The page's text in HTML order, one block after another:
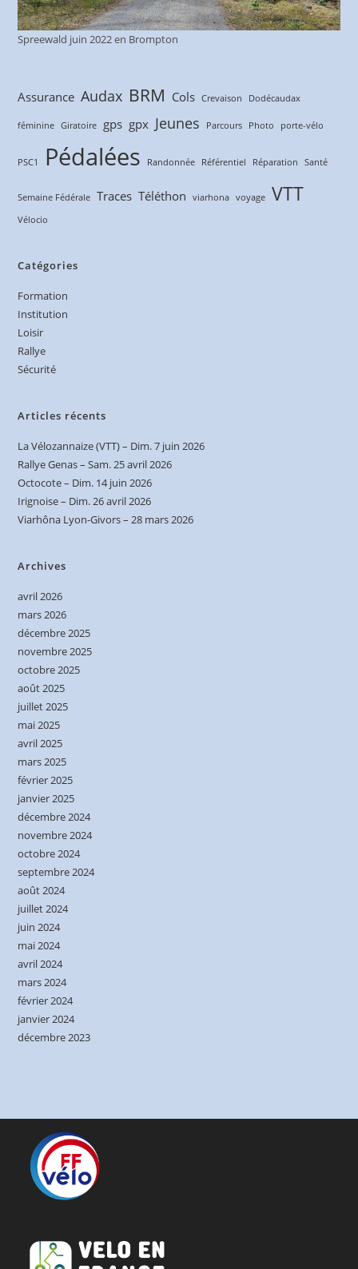
Spreewald juin 2022 en Brompton
Assurance Audax BRM Cols Crevaison Dodécaudax
féminine Giratoire gps gpx Jeunes Parcours Photo porte-vélo
PSC1 Pédalées Randonnée Référentiel Réparation Santé
Semaine Fédérale Traces Téléthon viarhona voyage VTT
Vélocio
Catégories
Formation
Institution
Loisir
Rallye
Sécurité
Articles récents
La Vélozannaize (VTT) – Dim. 7 juin 2026
Rallye Genas – Sam. 25 avril 2026
Octocote – Dim. 14 juin 2026
Irignoise – Dim. 26 avril 2026
Viarhôna Lyon-Givors – 28 mars 2026
Archives
avril 2026
mars 2026
décembre 2025
novembre 2025
octobre 2025
août 2025
juillet 2025
mai 2025
avril 2025
mars 2025
février 2025
janvier 2025
décembre 2024
novembre 2024
octobre 2024
septembre 2024
août 2024
juillet 2024
juin 2024
mai 2024
avril 2024
mars 2024
février 2024
janvier 2024
décembre 2023